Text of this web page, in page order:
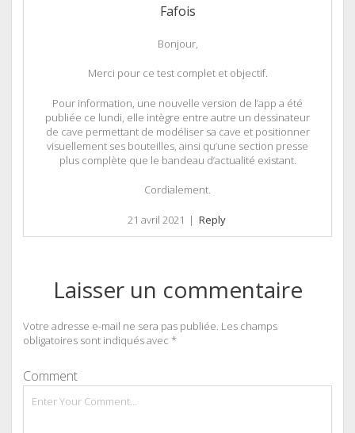
Fafois
Bonjour,
Merci pour ce test complet et objectif.
Pour information, une nouvelle version de l’app a été
publiée ce lundi, elle intègre entre autre un dessinateur
de cave permettant de modéliser sa cave et positionner
visuellement ses bouteilles, ainsi qu’une section presse
plus complète que le bandeau d’actualité existant.
Cordialement.
21 avril 2021 | Reply
Laisser un commentaire
Votre adresse e-mail ne sera pas publiée. Les champs
obligatoires sont indiqués avec *
Comment